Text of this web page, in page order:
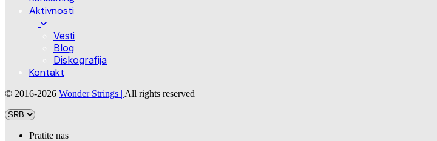
Aktivnosti
Vesti
Blog
Diskografija
Kontakt
© 2016-2026 Wonder Strings | All rights reserved
Pratite nas